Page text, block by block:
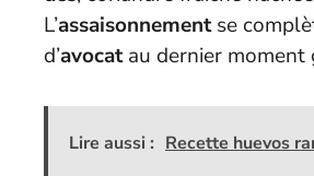
L’assaisonnementse
d’avocatau dernier moment
Lire aussi : Recette huevos